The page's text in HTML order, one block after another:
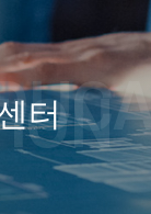
터